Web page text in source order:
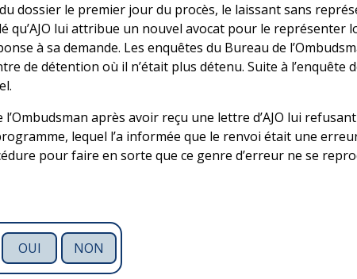
du dossier le premier jour du procès, le laissant sans
qu’AJO lui attribue un nouvel avocat pour le représenter
à sa demande. Les enquêtes du Bureau de
de détention où il n’était plus détenu. Suite à l’enquête
l’Ombudsman après avoir reçu une lettre d’AJO lui
lequel l’a informée que le renvoi était une
pour faire en sorte que ce genre d’erreur ne se
OUI NON